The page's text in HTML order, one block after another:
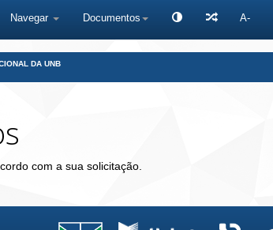
Navegar Documentos A-
DA UNB
com a sua solicitação.